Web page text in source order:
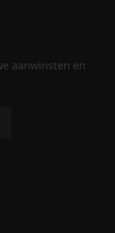
aanwinsten en